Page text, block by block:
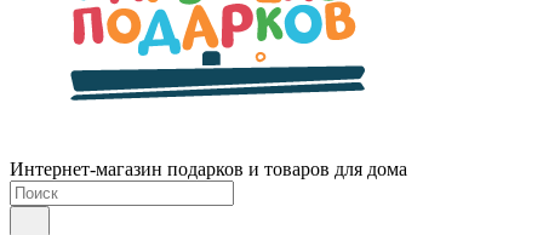
Интернет-магазин подарков и товаров для дома